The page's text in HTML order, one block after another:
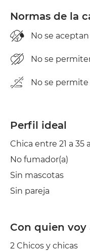
Secadora
Normas de la
No se
No se
No se
Perfil ideal
Chica entre 21 a 35
No fumador(a)
Sin mascotas
Sin pareja
Con quien
2 Chicos y chicas